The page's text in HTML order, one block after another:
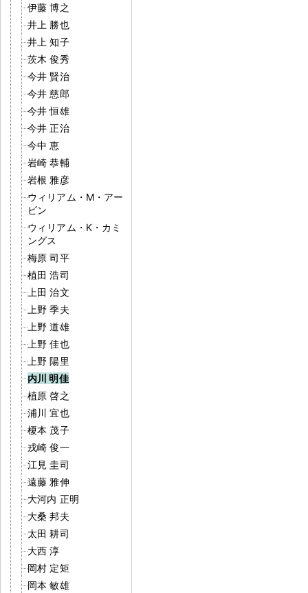
伊藤 博之
井上 勝也
井上 知子
茨木 俊秀
今井 賢治
今井 慈郎
今井 恒雄
今井 正治
今中 恵
岩崎 恭輔
岩根 雅彦
ウィリアム・M・アー
ビン
ウィリアム・K・カミ
ングス
梅原 司平
植田 浩司
上田 治文
上野 季夫
上野 道雄
上野 佳也
上野 陽里
内川 明佳
植原 啓之
浦川 宜也
榎本 茂子
戎崎 俊一
江見 圭司
遠藤 雅伸
大河内 正明
大桑 邦夫
太田 耕司
大西 淳
岡村 定矩
岡本 敏雄